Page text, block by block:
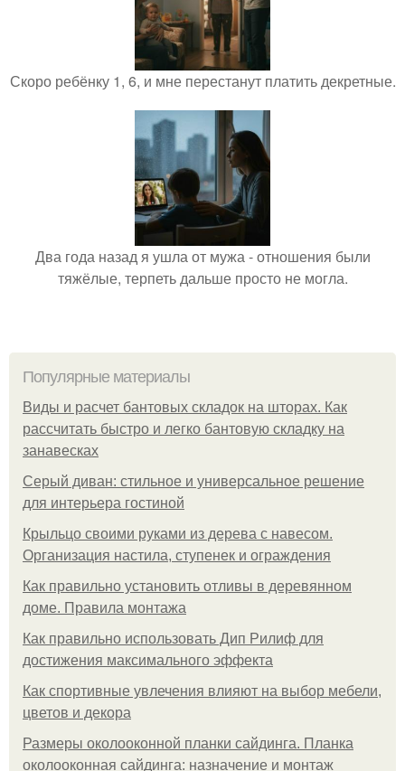
Скоро ребёнку 1, 6, и мне перестанут платить декретные.
Два года назад я ушла от мужа - отношения были
тяжёлые, терпеть дальше просто не могла.
Популярные материалы
Виды и расчет бантовых складок на шторах. Как
рассчитать быстро и легко бантовую складку на
занавесках
Серый диван: стильное и универсальное решение
для интерьера гостиной
Крыльцо своими руками из дерева с навесом.
Организация настила, ступенек и ограждения
Как правильно установить отливы в деревянном
доме. Правила монтажа
Как правильно использовать Дип Рилиф для
достижения максимального эффекта
Как спортивные увлечения влияют на выбор мебели,
цветов и декора
Размеры околооконной планки сайдинга. Планка
околооконная сайдинга: назначение и монтаж